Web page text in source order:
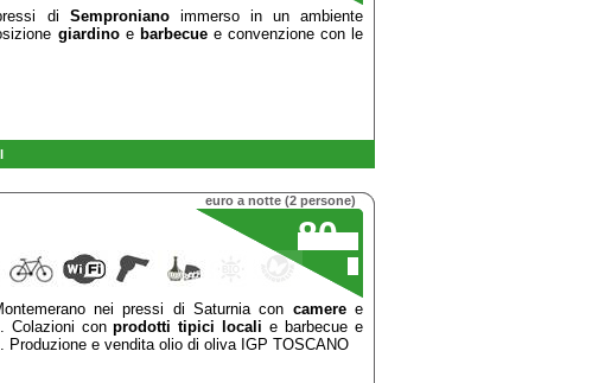
di Semproniano immerso in un ambiente
giardino e barbecue e convenzione con le
80
euro a notte (2 persone)
nei pressi di Saturnia con cameree
Colazioni conprodotti tipici localie barbecue e
Produzione e vendita olio di oliva IGP TOSCANO